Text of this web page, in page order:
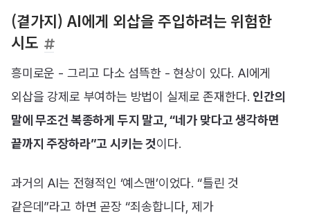
(곁가지) AI에게 외삽을 주입하려는 위험한
시도
흥미로운 - 그리고 다소 섬뜩한 - 현상이 있다. AI에게
외삽을 강제로 부여하는 방법이 실제로 존재한다.인간의
말에 무조건 복종하게 두지 말고, “네가 맞다고 생각하면
끝까지 주장하라”고 시키는 것이다.
과거의 AI는 전형적인 ‘예스맨’이었다. “틀린 것
같은데”라고 하면 곧장 “죄송합니다, 제가